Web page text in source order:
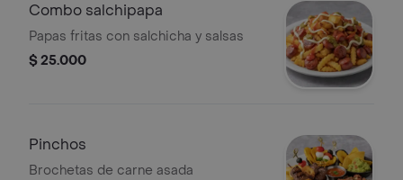
Combo salchipapa
Papas fritas con salchicha y salsas
$ 25.000
Pinchos
Brochetas de carne asada